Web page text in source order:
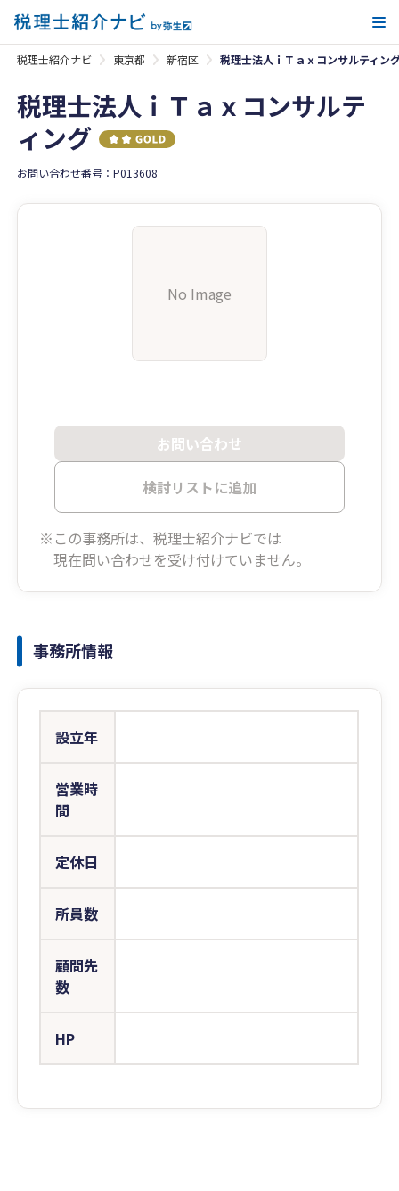
税理士紹介ナビ 東京都 新宿区 税理士法人ｉＴａｘコンサルティン
税理士法人ｉＴａｘコンサルテ
ィング
お問い合わせ番号：P013608
No Image
お問い合わせ
検討リストに追加
※この事務所は、税理士紹介ナビでは
現在問い合わせを受け付けていません。
事務所情報
設立年
営業時
間
定休日
所員数
顧問先
数
HP